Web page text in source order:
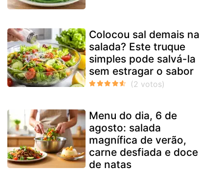
Colocou sal demais na
salada? Este truque
simples pode salvá-la
sem estragar o sabor
Menu do dia, 6 de
agosto: salada
magnífica de verão,
carne desfiada e doce
de natas